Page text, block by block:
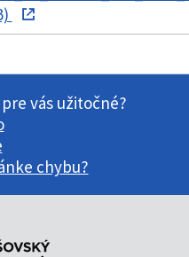
vás užitočné?
chybu?